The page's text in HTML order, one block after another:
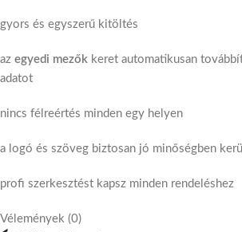
gyors és egyszerű kitöltés
az egyedi mezők keret automatikusan
adatot
nincs félreértés minden egy helyen
a logó és szöveg biztosan jó minőségben
profi szerkesztést kapsz minden rendeléshez
Vélemények (0)